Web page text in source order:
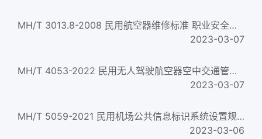
MH/T 3013.8-2008 民用航空器维修标准 职业安全健康 第8部分：职业健康检查与职业病管理规则...
2023-03-07
MH/T 4053-2022 民用无人驾驶航空器空中交通管理信息服务系统数据接口规范
2023-03-07
MH/T 5059-2021 民用机场公共信息标识系统设置规范
2023-03-06